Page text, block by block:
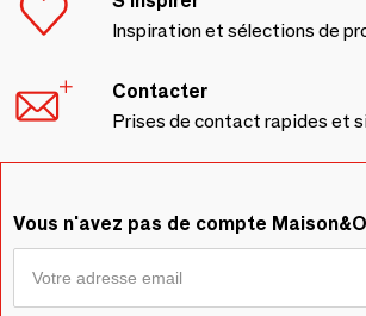
Inspiration et sélections de
Contacter
Prises de contact rapides et
Vous n'avez pas de compte